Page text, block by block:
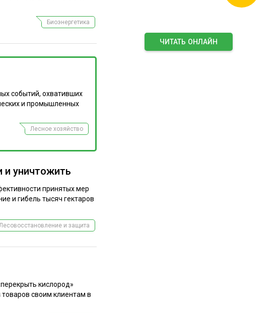
Биоэнергетика
и уничтожить
принятых мер
и гибель тысяч гектаров
и защита
кислород»
своим клиентам в
событий, охвативших
и промышленных
Лесное хозяйство
ЧИТАТЬ ОНЛАЙН